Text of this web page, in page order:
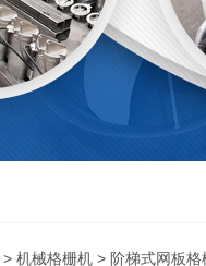
> 机械格栅机 > 阶梯式网板格